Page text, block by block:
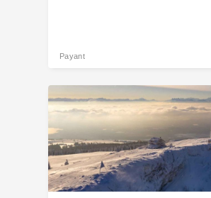
Payant